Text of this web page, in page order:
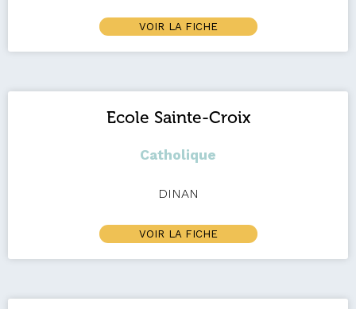
VOIR LA FICHE
Ecole Sainte-Croix
Catholique
DINAN
VOIR LA FICHE